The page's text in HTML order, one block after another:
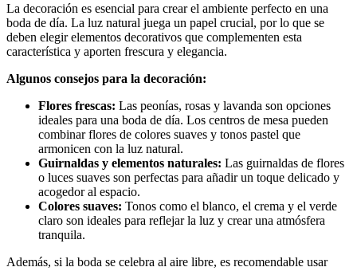
La decoración es esencial para crear el ambiente perfecto en una
boda de día. La luz natural juega un papel crucial, por lo que se
deben elegir elementos decorativos que complementen esta
característica y aporten frescura y elegancia.
Algunos consejos para la decoración:
Flores frescas: Las peonías, rosas y lavanda son opciones
ideales para una boda de día. Los centros de mesa pueden
combinar flores de colores suaves y tonos pastel que
armonicen con la luz natural.
Guirnaldas y elementos naturales: Las guirnaldas de flores
o luces suaves son perfectas para añadir un toque delicado y
acogedor al espacio.
Colores suaves: Tonos como el blanco, el crema y el verde
claro son ideales para reflejar la luz y crear una atmósfera
tranquila.
Además, si la boda se celebra al aire libre, es recomendable usar